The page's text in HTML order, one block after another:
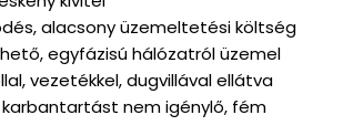
alacsony üzemeltetési költség
egyfázisú hálózatról üzemel
vezetékkel, dugvillával ellátva
karbantartást nem igénylő, fém